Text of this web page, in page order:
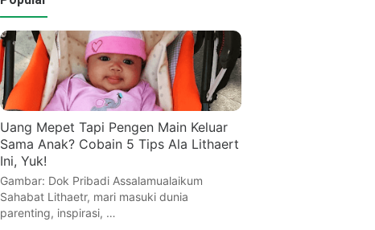
Uang Mepet Tapi Pengen Main Keluar
Sama Anak? Cobain 5 Tips Ala Lithaert
Ini, Yuk!
Gambar: Dok Pribadi Assalamualaikum
Sahabat Lithaetr, mari masuki dunia
parenting, inspirasi, …